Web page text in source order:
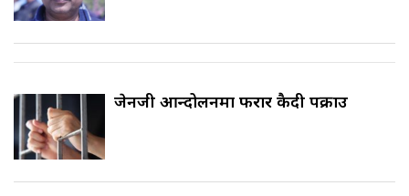
जेनजी आन्दोलनमा फरार कैदी पक्राउ